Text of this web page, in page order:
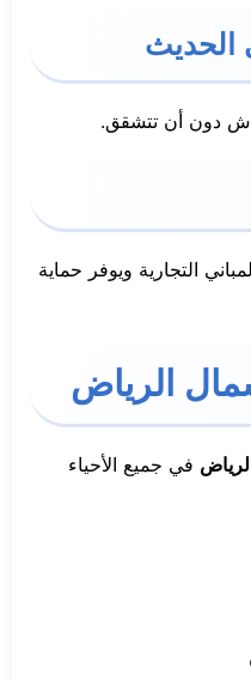
دون أن تتشقق.
التجارية ويوفر حماية
الرياض
في جميع الأحياء